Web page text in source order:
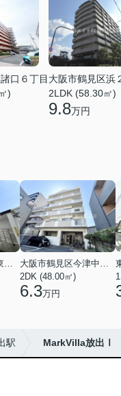
口６丁目
)
大阪市鶴見区浜
2LDK (58.30㎡)
9.8万円
大阪市鶴見区放出東３丁目
大阪市鶴見区今津中１丁目
2DK (48.00㎡)
6.3万円
駅 MarkVilla放出Ⅰ